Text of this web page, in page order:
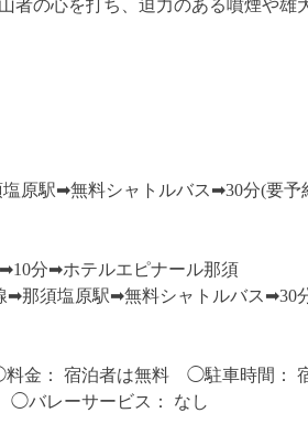
者の心を打ち、迫力のある噴煙や
原駅➡︎無料シャトルバス➡︎30分(要
分➡︎ホテルエピナール那須
➡︎那須塩原駅➡︎無料シャトルバス
金： 宿泊者は無料 ◯駐車時間：
バレーサービス： なし